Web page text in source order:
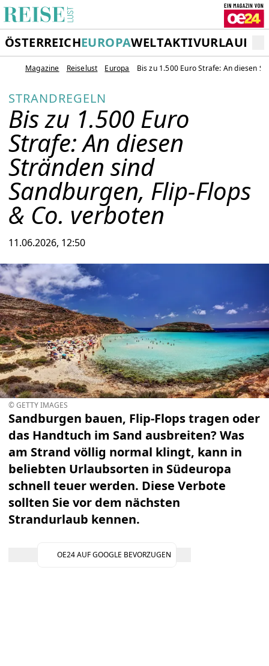
ÖSTERREICHEUROPAWELTAKTIVURLAUB
Magazine Reiselust Europa Bis zu 1.500 Euro Strafe: An diesen
STRANDREGELN
Bis zu 1.500 Euro
Strafe: An diesen
Stränden sind
Sandburgen, Flip-Flops
& Co. verboten
11.06.2026, 12:50
© GETTY IMAGES
Sandburgen bauen, Flip-Flops tragen oder
das Handtuch im Sand ausbreiten? Was
am Strand völlig normal klingt, kann in
beliebten Urlaubsorten in Südeuropa
schnell teuer werden. Diese Verbote
sollten Sie vor dem nächsten
Strandurlaub kennen.
OE24 AUF GOOGLE BEVORZUGEN